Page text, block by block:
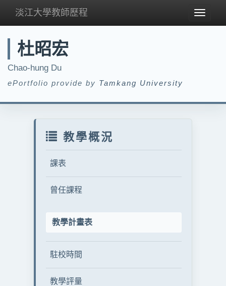
Toggle
淡江大學教師歷程
杜昭宏
Chao-hung Du
ePortfolio provide by Tamkang University
教學概況
課表
曾任課程
教學計畫表
駐校時間
教學評量